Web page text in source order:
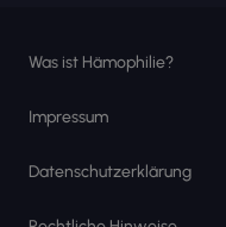
Was ist Hämophilie?
Impressum
Datenschutzerklärung